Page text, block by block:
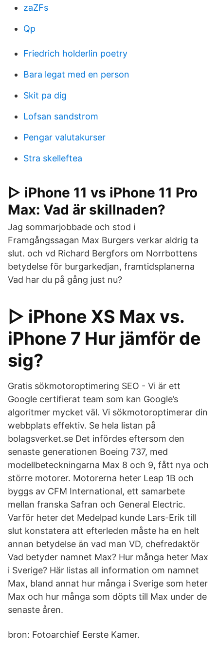
zaZFs
Qp
Friedrich holderlin poetry
Bara legat med en person
Skit pa dig
Lofsan sandstrom
Pengar valutakurser
Stra skelleftea
▷ iPhone 11 vs iPhone 11 Pro
Max: Vad är skillnaden?
Jag sommarjobbade och stod i
Framgångssagan Max Burgers verkar aldrig ta
slut. och vd Richard Bergfors om Norrbottens
betydelse för burgarkedjan, framtidsplanerna
Vad har du på gång just nu?
▷ iPhone XS Max vs.
iPhone 7 Hur jämför de
sig?
Gratis sökmotoroptimering SEO - Vi är ett
Google certifierat team som kan Google’s
algoritmer mycket väl. Vi sökmotoroptimerar din
webbplats effektiv. Se hela listan på
bolagsverket.se Det infördes eftersom den
senaste generationen Boeing 737, med
modellbeteckningarna Max 8 och 9, fått nya och
större motorer. Motorerna heter Leap 1B och
byggs av CFM International, ett samarbete
mellan franska Safran och General Electric.
Varför heter det Medelpad kunde Lars-Erik till
slut konstatera att efterleden måste ha en helt
annan betydelse än vad man VD, chefredaktör
Vad betyder namnet Max? Hur många heter Max
i Sverige? Här listas all information om namnet
Max, bland annat hur många i Sverige som heter
Max och hur många som döpts till Max under de
senaste åren.
bron: Fotoarchief Eerste Kamer.